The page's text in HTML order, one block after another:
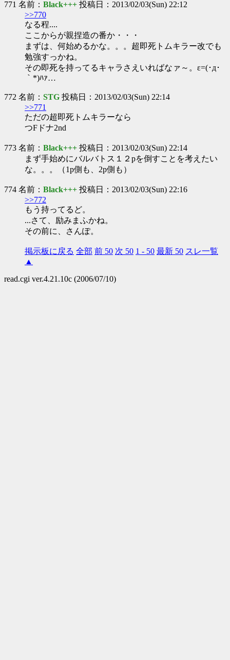
771 名前： Black+++ 投稿日：2013/02/03(Sun) 22:12
>>770
なる程....
ここからが親捏造の番か・・・
まずは、何始めるかな。。。超即死トムキラー改でも
勉強すっかね。
その即死を持ってるキャラさえいればなァ～。ε=(･д･
｀*)ﾊｧ…
772 名前： STG 投稿日：2013/02/03(Sun) 22:14
>>771
ただの超即死トムキラーなら
つFドナ2nd
773 名前： Black+++ 投稿日：2013/02/03(Sun) 22:14
まず手始めにバルバトス１２pを倒すことを考えたい
な。。。（1p側も、2p側も）
774 名前： Black+++ 投稿日：2013/02/03(Sun) 22:16
>>772
もう持ってるど。
...さて、励みまふかね。
その前に、さんぽ。
掲示板に戻る 全部 前 50 次 50 1 - 50 最新 50 スレ一覧
▲
read.cgi ver.4.21.10c (2006/07/10)